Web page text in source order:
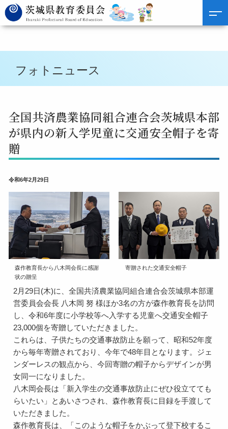
フォトニュース
全国共済農業協同組合連合会茨城県本部
が県内の新入学児童に交通安全帽子を寄
贈
令和6年2月29日
森作教育長から八木岡会長に感謝
状の贈呈
寄贈された交通安全帽子
2月29日(木)に、全国共済農業協同組合連合会茨城県本部運
営委員会会長 八木岡 努 様ほか3名の方が森作教育長を訪問
し、令和6年度に小学校等へ入学する児童へ交通安全帽子
23,000個を寄贈していただきました。
これらは、子供たちの交通事故防止を願って、昭和52年度
から毎年寄贈されており、今年で48年目となります。ジェ
ンダーレスの観点から、今回寄贈の帽子からデザインが男
女同一になりました。
八木岡会長は「新入学生の交通事故防止にぜひ役立てても
らいたい」とあいさつされ、森作教育長に目録を手渡して
いただきました。
森作教育長は、「このような帽子をかぶって登下校するこ